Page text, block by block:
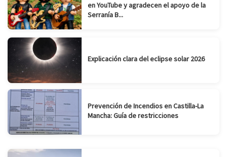
en YouTube y agradecen el apoyo de la
Serranía B...
Explicación clara del eclipse solar 2026
Prevención de Incendios en Castilla-La
Mancha: Guía de restricciones